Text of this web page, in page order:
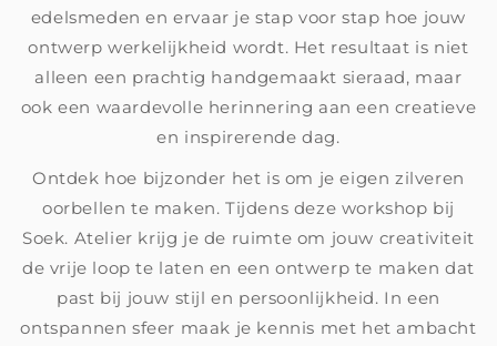
edelsmeden en ervaar je stap voor stap hoe jouw
ontwerp werkelijkheid wordt. Het resultaat is niet
alleen een prachtig handgemaakt sieraad, maar
ook een waardevolle herinnering aan een creatieve
en inspirerende dag.
Ontdek hoe bijzonder het is om je eigen zilveren
oorbellen te maken. Tijdens deze workshop bij
Soek. Atelier krijg je de ruimte om jouw creativiteit
de vrije loop te laten en een ontwerp te maken dat
past bij jouw stijl en persoonlijkheid. In een
ontspannen sfeer maak je kennis met het ambacht